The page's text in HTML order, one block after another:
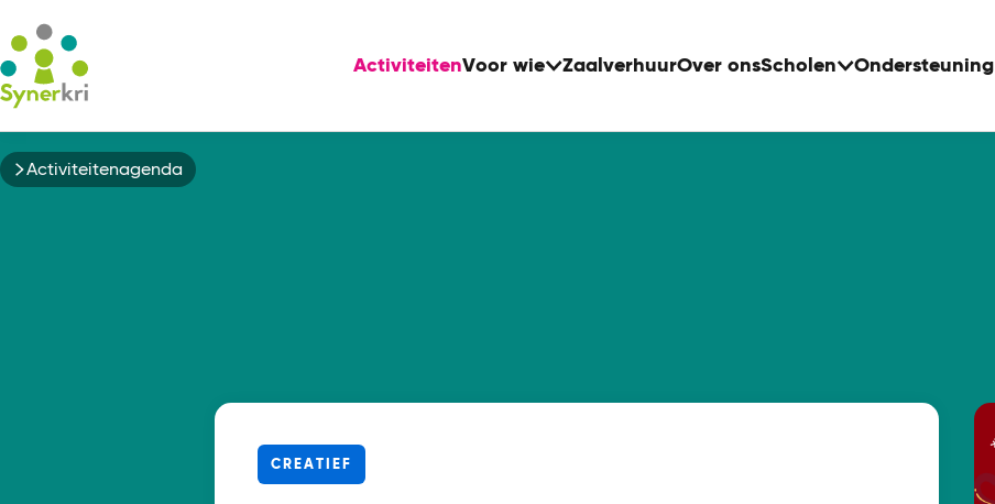
ActiviteitenVoor wie ZaalverhuurOver onsScholen Ondersteuning
Kruimelpad
Activiteitenagenda
CREATIEF